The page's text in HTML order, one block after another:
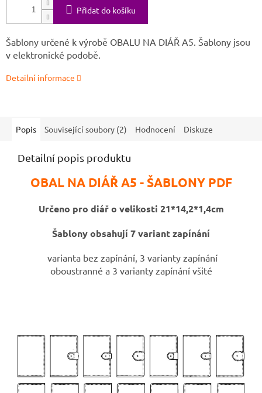
Přidat do košíku
Šablony určené k výrobě OBALU NA DIÁŘ A5. Šablony jsou
v elektronické podobě.
Detailní informace
Popis Související soubory (2) Hodnocení Diskuze
Detailní popis produktu
OBAL NA DIÁŘ A5 - ŠABLONY PDF
Určeno pro diář o velikosti 21*14,2*1,4cm
Šablony obsahují 7 variant zapínání
varianta bez zapínání, 3 varianty zapínání
oboustranné a 3 varianty zapínání všité